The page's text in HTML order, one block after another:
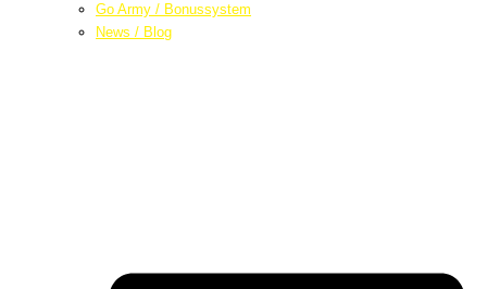
Go Army / Bonussystem
News / Blog